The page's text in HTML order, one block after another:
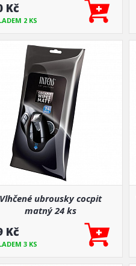
Kč
2 KS
Vlhčené ubrousky cocpit
matný 24 ks
Kč
3 KS